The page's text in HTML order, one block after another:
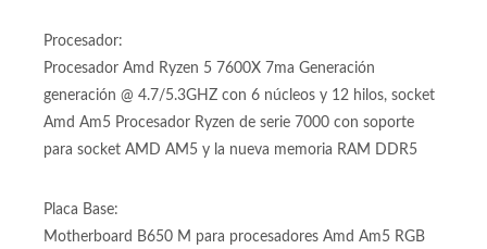
Procesador:
Procesador Amd Ryzen 5 7600X 7ma Generación
generación @ 4.7/5.3GHZ con 6 núcleos y 12 hilos, socket
Amd Am5 Procesador Ryzen de serie 7000 con soporte
para socket AMD AM5 y la nueva memoria RAM DDR5
Placa Base:
Motherboard B650 M para procesadores Amd Am5 RGB